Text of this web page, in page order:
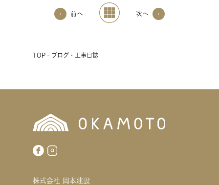
前へ 次へ
TOP - ブログ・工事日誌
株式会社 岡本建設